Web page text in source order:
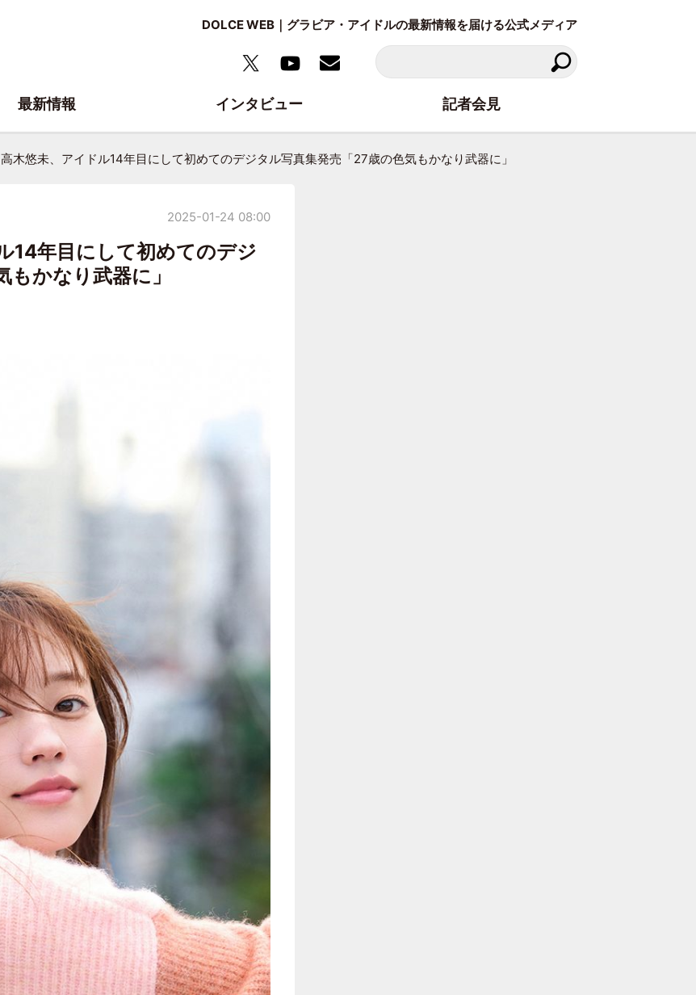
DOLCE WEB｜グラビア・アイドルの最新情報を届ける公式メディア
高木悠未、アイドル14年目にして初めてのデジタル写真集発売「27歳の色気もかなり武器に」
2025-01-24 08:00
14年目にして初めてのデジ
かなり武器に」
最新情報 インタビュー 記者会見